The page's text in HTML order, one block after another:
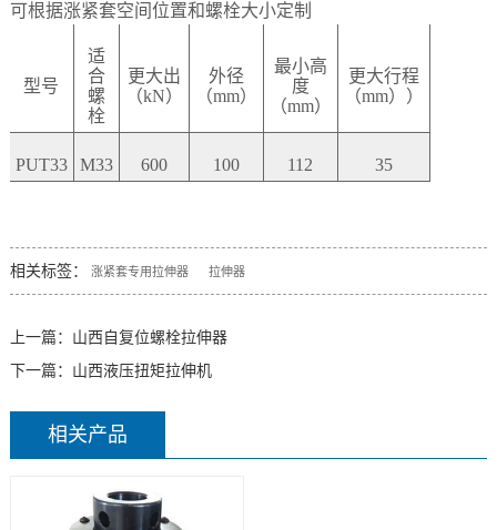
可根据涨紧套空间位置和螺栓大小定制
型号
适
合
螺
栓
更大出
（kN）
外径
（mm）
最小高
度
（mm）
更大行程
（mm））
PUT33 M33 600 100 112 35
相关标签： 涨紧套专用拉伸器 拉伸器
上一篇： 山西自复位螺栓拉伸器
下一篇： 山西液压扭矩拉伸机
相关产品